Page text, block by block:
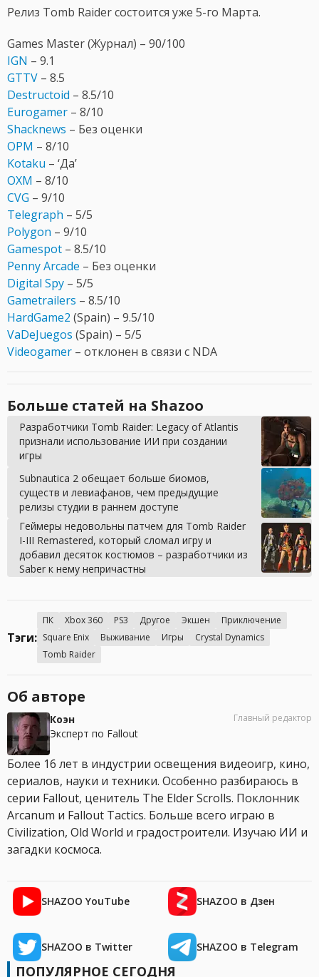
Релиз Tomb Raider состоится уже 5-го Марта.
Games Master (Журнал) – 90/100
IGN – 9.1
GTTV – 8.5
Destructoid – 8.5/10
Eurogamer – 8/10
Shacknews – Без оценки
OPM – 8/10
Kotaku – ‘Да’
OXM – 8/10
CVG – 9/10
Telegraph – 5/5
Polygon – 9/10
Gamespot – 8.5/10
Penny Arcade – Без оценки
Digital Spy – 5/5
Gametrailers – 8.5/10
HardGame2 (Spain) – 9.5/10
VaDeJuegos (Spain) – 5/5
Videogamer – отклонен в связи с NDA
Больше статей на Shazoo
Разработчики Tomb Raider: Legacy of Atlantis
признали использование ИИ при создании
игры
Subnautica 2 обещает больше биомов,
существ и левиафанов, чем предыдущие
релизы студии в раннем доступе
Геймеры недовольны патчем для Tomb Raider
I-III Remastered, который сломал игру и
добавил десяток костюмов – разработчики из
Saber к нему непричастны
Тэги:
ПК Xbox 360 PS3 Другое Экшен
Приключение
Square Enix
Выживание Игры
Crystal Dynamics
Tomb Raider
Об авторе
Коэн
Эксперт по Fallout
Главный редактор
Более 16 лет в индустрии освещения видеоигр, кино,
сериалов, науки и техники. Особенно разбираюсь в
серии Fallout, ценитель The Elder Scrolls. Поклонник
Arcanum и Fallout Tactics. Больше всего играю в
Civilization, Old World и градостроители. Изучаю ИИ и
загадки космоса.
SHAZOO YouTube SHAZOO в Дзен
SHAZOO в Twitter SHAZOO в Telegram
ПОПУЛЯРНОЕ СЕГОДНЯ